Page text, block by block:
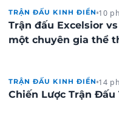
TRẬN ĐẤU KINH ĐIỂN 10
Trận đấu Excelsior
một chuyên gia thể
TRẬN ĐẤU KINH ĐIỂN 14
Chiến Lược Trận Đấu